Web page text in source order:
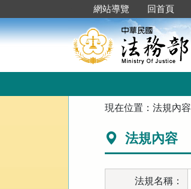
到
主
要
網站導覽 回首頁
現在位置：法規內容
法規內容
法規名稱：